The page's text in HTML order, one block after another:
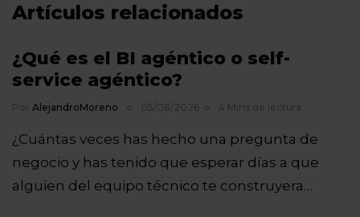
Artículos relacionados
¿Qué es el BI agéntico o self-
service agéntico?
Por AlejandroMoreno 05/08/2026 4 Mins de lectura
¿Cuántas veces has hecho una pregunta de
negocio y has tenido que esperar días a que
alguien del equipo técnico te construyera…